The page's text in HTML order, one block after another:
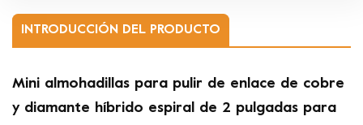
INTRODUCCIÓN DEL PRODUCTO
Mini almohadillas para pulir de enlace de cobre
y diamante híbrido espiral de 2 pulgadas para